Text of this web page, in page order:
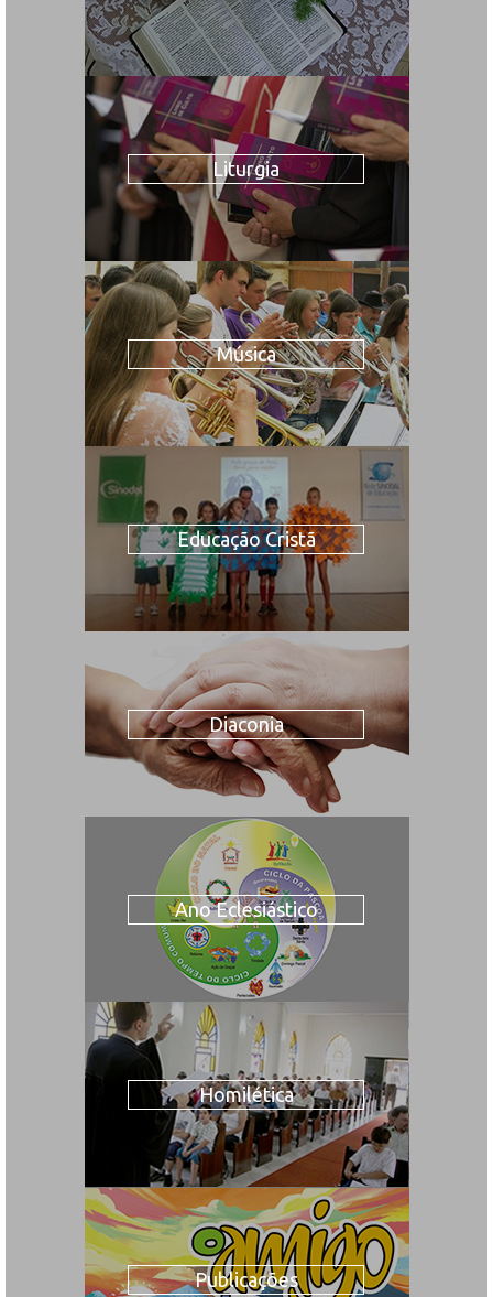
Liturgia
Música
Educação Cristã
Diaconia
Ano Eclesiástico
Homilética
Publicações